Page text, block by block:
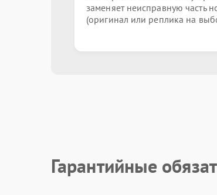
заменяет неисправную часть
(оригинал или реплика на
Гарантийные